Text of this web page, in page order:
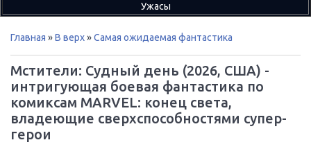
Ужасы
Главная »В верх»Самая ожидаемая фантастика
Мстители: Судный день (2026, США) -
интригующая боевая фантастика по
комиксам MARVEL: конец света,
владеющие сверхспособностями супер-
герои